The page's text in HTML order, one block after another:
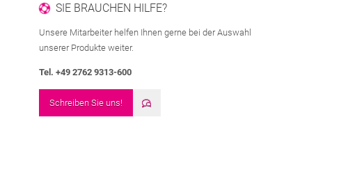
SIE BRAUCHEN HILFE?
Unsere Mitarbeiter helfen Ihnen gerne bei der Auswahl
unserer Produkte weiter.
Tel. +49 2762 9313-600
Schreiben Sie uns!